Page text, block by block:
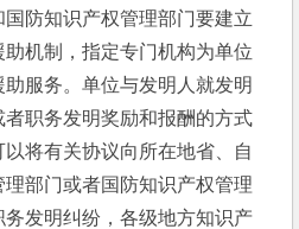
防知识产权管理部门要建立
机制，指定专门机构为单位
服务。单位与发明人就发明
职务发明奖励和报酬的方式
将有关协议向所在地省、自
部门或者国防知识产权管理
发明纠纷，各级地方知识产